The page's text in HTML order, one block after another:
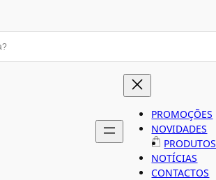
PROMOÇÕES
NOVIDADES
PRODUTOS
NOTÍCIAS
CONTACTOS